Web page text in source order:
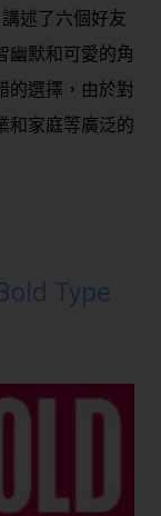
述了六個好友
幽默和可愛的角
的選擇，由於對
和家庭等廣泛的
Type